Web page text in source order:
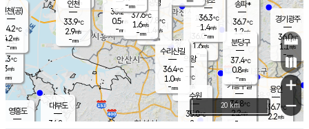
의도
℃
m/s
mm
영흥도
과천
36.0℃
1.6m/s
- mm
용인
36.7℃
2.2m/s
경기광주
36.0℃
1.1m/s
-mm
대부도
34.8
mm
의왕
- ℃
m/s
mm
광명
37.8 ℃
1.4 m/s
-mm
35.2℃
0.5m/s
-mm
37.6℃
1.6m/s
-mm
송파*
36.7℃
1.2m/s
-mm
36.3℃
1.4m/s
-mm
기흥구갈
36.8℃
2.2m/s
-
수리산길
36.4℃
1.0m/s
-mm
분당구
37.4℃
0.8m/s
-mm
인천(공)
34.2℃
4.2m/s
-mm
-mm
수원
35.8℃
2 m/s
인천
33.9℃
2.9m/s
-mm
+
−
20 km